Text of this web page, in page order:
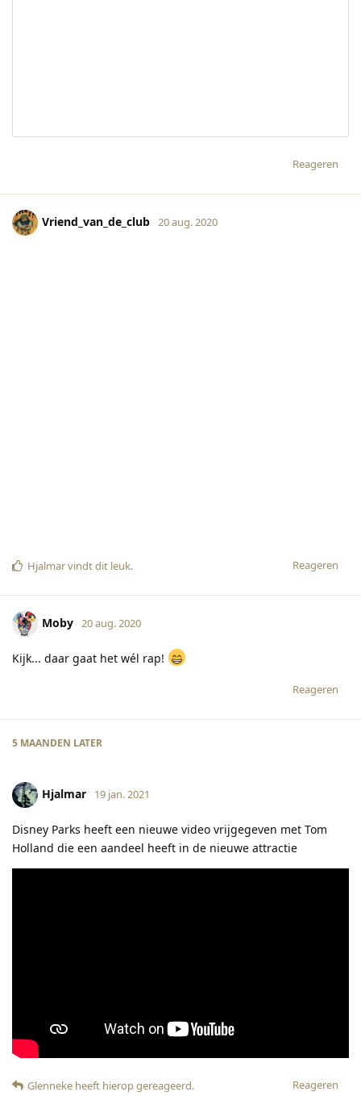
Reageren
Vriend_van_de_club 20 aug. 2020
Reageren
Hjalmarvindt dit leuk.
Moby 20 aug. 2020
Kijk... daar gaat het wél rap!
Reageren
5 MAANDEN LATER
Hjalmar 19 jan. 2021
Disney Parks heeft een nieuwe video vrijgegeven met Tom
Holland die een aandeel heeft in de nieuwe attractie
Reageren
Glenneke heeft hierop gereageerd.